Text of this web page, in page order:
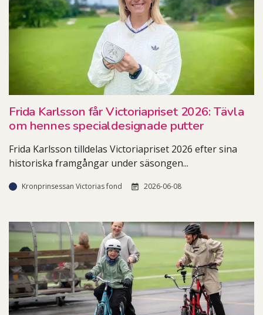
Frida Karlsson får Victoriapriset 2026: Tävla
om hennes specialdesignade putter
Frida Karlsson tilldelas Victoriapriset 2026 efter sina
historiska framgångar under säsongen...
Kronprinsessan Victorias fond 2026-06-08